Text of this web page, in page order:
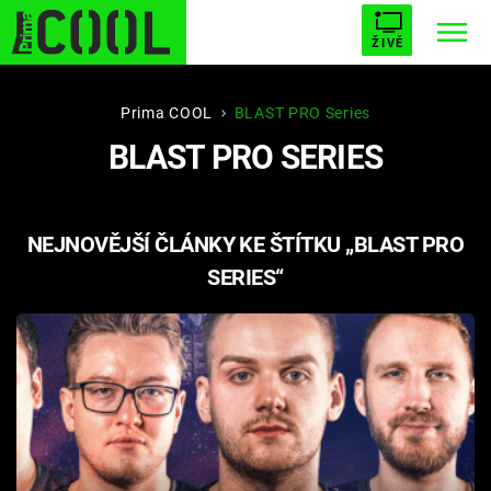
ŽIVĚ
STARHOUSE BUFFY, PŘEMOŽITELKA UPÍRŮ
PLNEJ KOTEL AVENGERS 5
Filmy
Seriály
Hry
Prima COOL BLAST PRO Series
BLAST PRO SERIES
NEJNOVĚJŠÍ ČLÁNKY KE ŠTÍTKU „BLAST PRO
SERIES“